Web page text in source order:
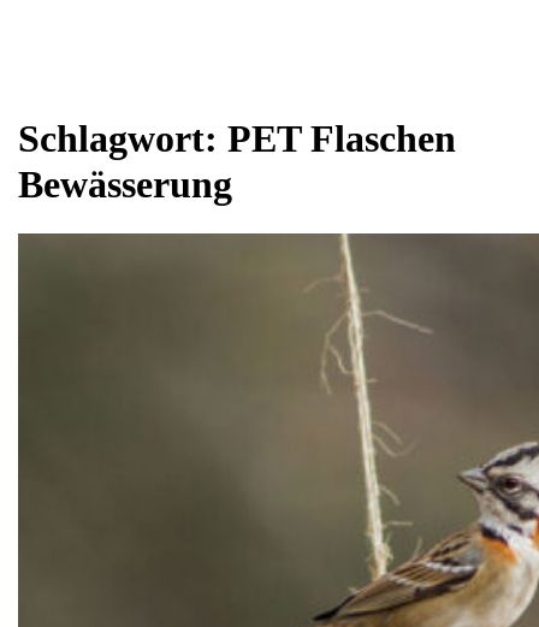
Schlagwort: PET Flaschen
Bewässerung